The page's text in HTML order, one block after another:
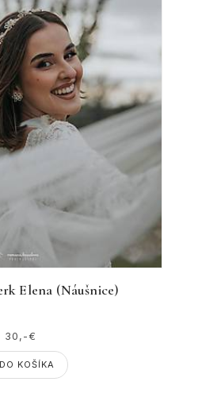
Elena (Náušnice)
30,-€
DO KOŠÍKA